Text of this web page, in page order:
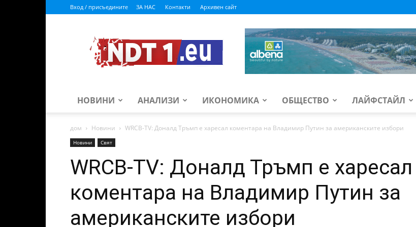
Вход / присъедините ЗА НАС Контакти Архивен сайт
НОВИНИ АНАЛИЗИ ИКОНОМИКА ОБЩЕСТВО ЛАЙФСТАЙЛ
дом Новини WRCB-TV: Доналд Тръмп е харесал коментара на Владимир Путин за американските избори
Новини Свят
WRCB-TV: Доналд Тръмп е харесал
коментара на Владимир Путин за
американските избори